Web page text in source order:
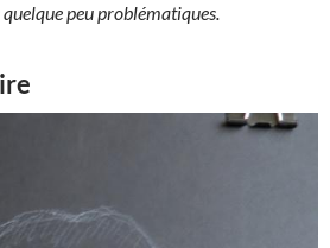
peu problématiques.